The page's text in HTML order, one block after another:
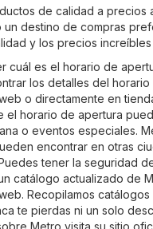
de calidad a precios
un destino de compras
y los precios
cuál es el horario de
los detalles del
o directamente en
el horario de apertura
o eventos especiales.
encontrar en otras
tener la seguridad
catálogo actualizado de
Recopilamos
te pierdas ni un solo
Metro visita su sitio